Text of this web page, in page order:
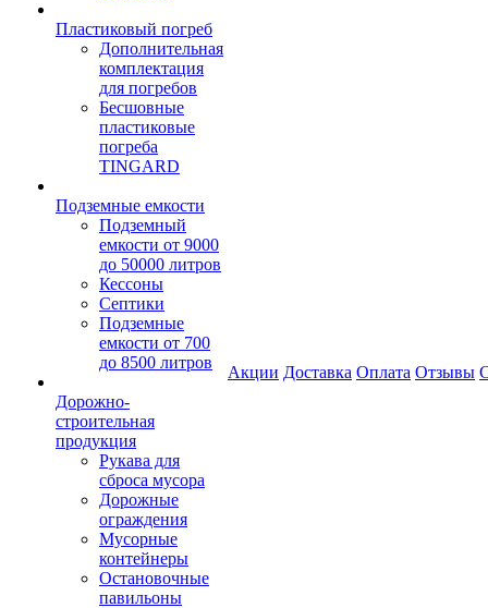
Пластиковый погреб
Дополнительная
комплектация
для погребов
Бесшовные
пластиковые
погреба
TINGARD
Подземные емкости
Подземный
емкости от 9000
до 50000 литров
Кессоны
Септики
Подземные
емкости от 700
до 8500 литров
Дорожно-
строительная
продукция
Рукава для
сброса мусора
Дорожные
ограждения
Мусорные
контейнеры
Остановочные
павильоны
Акции Доставка Оплата Отзывы